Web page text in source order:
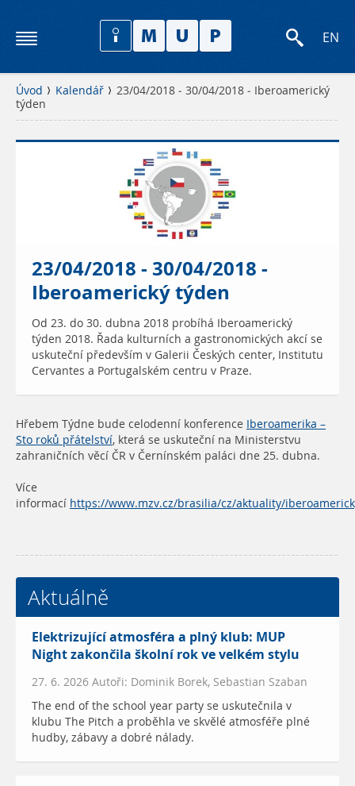
EN
Úvod Kalendář
23/04/2018 - 30/04/2018 - Iberoamerický
týden
23/04/2018 - 30/04/2018 -
Iberoamerický týden
Od 23. do 30. dubna 2018 probíhá Iberoamerický
týden 2018. Řada kulturních a gastronomických akcí se
uskuteční především v Galerii Českých center, Institutu
Cervantes a Portugalském centru v Praze.
Hřebem Týdne bude celodenní konference Iberoamerika –
Sto roků přátelství, která se uskuteční na Ministerstvu
zahraničních věcí ČR v Černínském paláci dne 25. dubna.
Více
informací https://www.mzv.cz/brasilia/cz/aktuality/
Aktuálně
Elektrizující atmosféra a plný klub: MUP
Night zakončila školní rok ve velkém stylu
27. 6. 2026 Autoři: Dominik Borek, Sebastian Szaban
The end of the school year party se uskutečnila v
klubu The Pitch a proběhla ve skvělé atmosféře plné
hudby, zábavy a dobré nálady.